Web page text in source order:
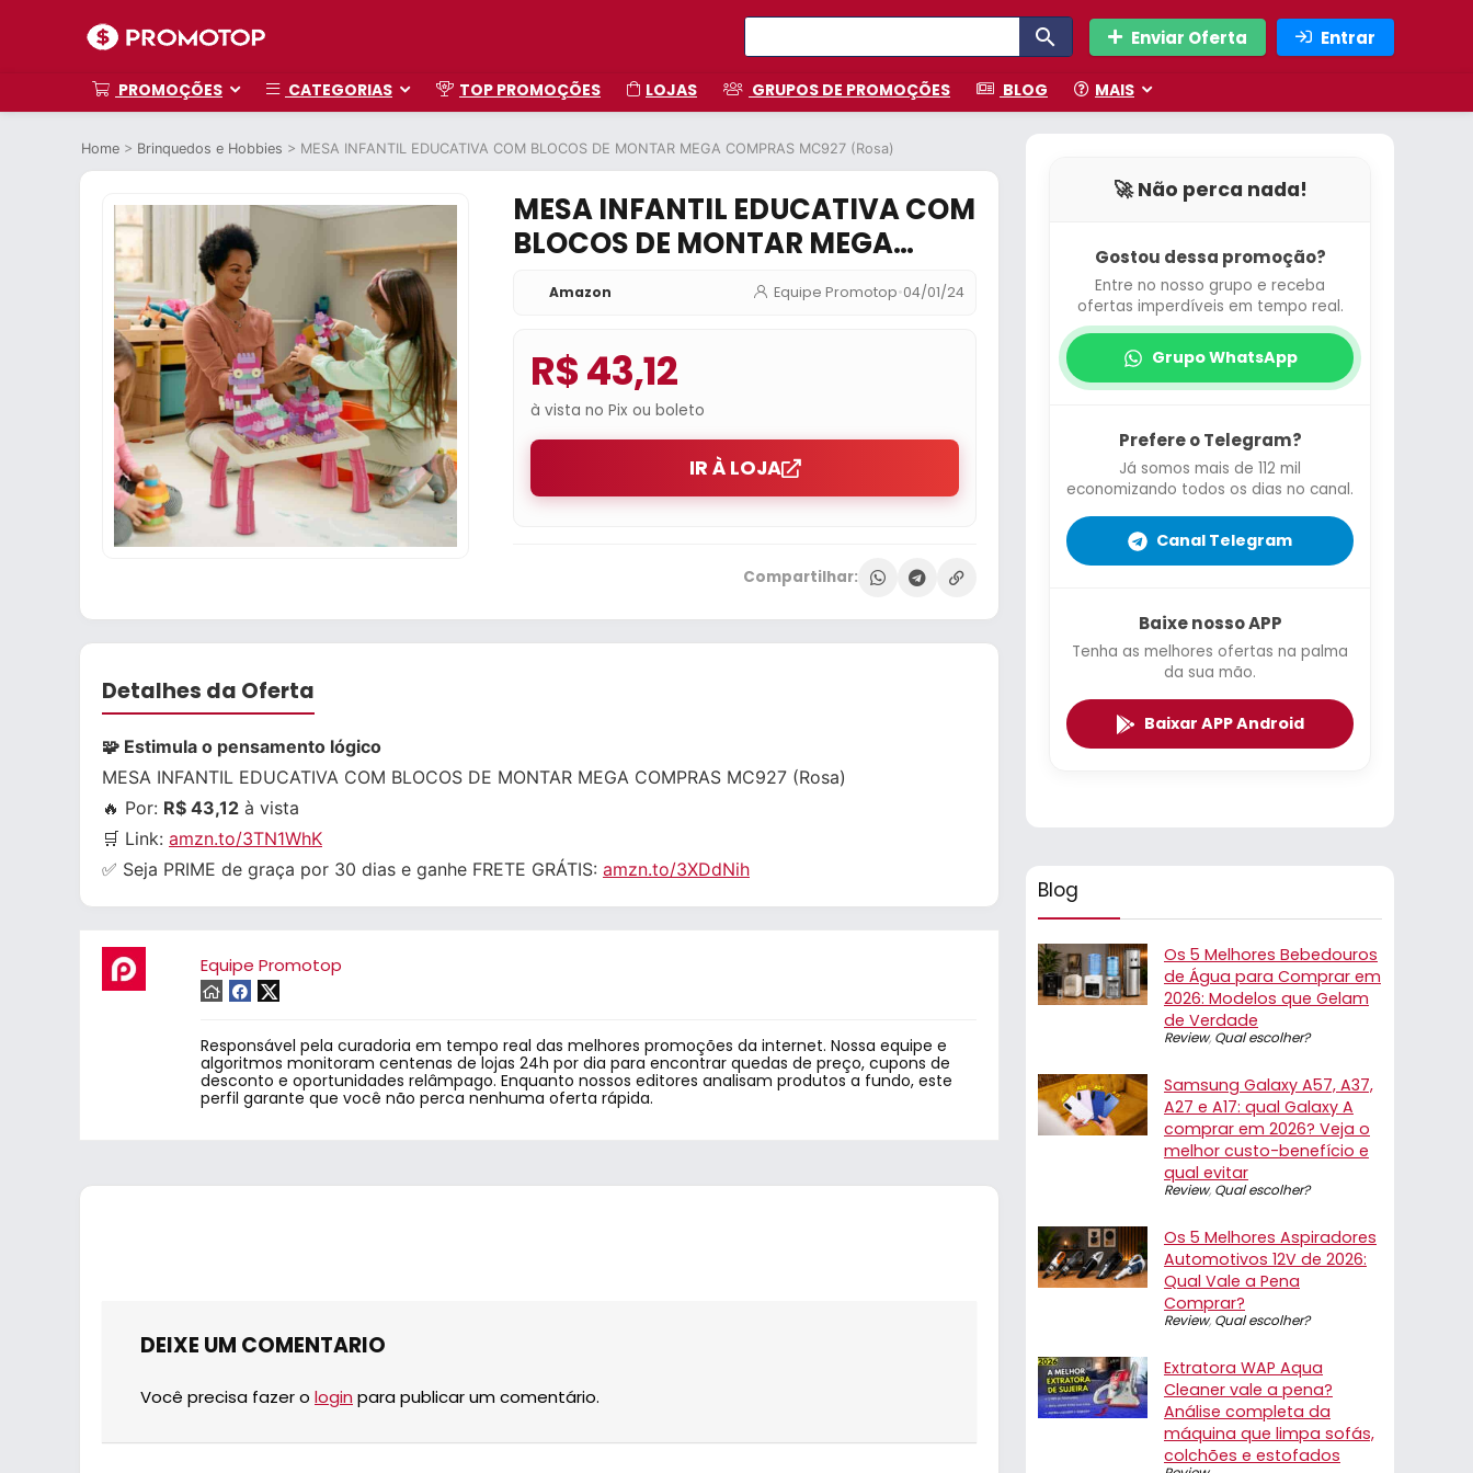
Enviar Oferta Entrar
PROMOÇÕES CATEGORIAS TOP PROMOÇÕES LOJAS GRUPOS DE PROMOÇÕES BLOG MAIS
Home > Brinquedos e Hobbies > MESA INFANTIL EDUCATIVA COM BLOCOS DE MONTAR MEGA COMPRAS MC927 (Rosa)
MESA INFANTIL EDUCATIVA COM
BLOCOS DE MONTAR MEGA
COMPRAS MC927 (Rosa)
Amazon Equipe Promotop•04/01/24
R$ 43,12
à vista no Pix ou boleto
IR À LOJA
Compartilhar:
Detalhes da Oferta
🧩 Estimula o pensamento lógico
MESA INFANTIL EDUCATIVA COM BLOCOS DE MONTAR MEGA COMPRAS MC927 (Rosa)
🔥 Por: R$ 43,12 à vista
🛒 Link: amzn.to/3TN1WhK
✅ Seja PRIME de graça por 30 dias e ganhe FRETE GRÁTIS: amzn.to/3XDdNih
Equipe Promotop
Responsável pela curadoria em tempo real das melhores promoções da internet. Nossa equipe e
algoritmos monitoram centenas de lojas 24h por dia para encontrar quedas de preço, cupons de
desconto e oportunidades relâmpago. Enquanto nossos editores analisam produtos a fundo, este
perfil garante que você não perca nenhuma oferta rápida.
DEIXE UM COMENTARIO
Você precisa fazer o login para publicar um comentário.
🚀 Não perca nada!
Gostou dessa promoção?
Entre no nosso grupo e receba
ofertas imperdíveis em tempo real.
Grupo WhatsApp
Prefere o Telegram?
Já somos mais de 112 mil
economizando todos os dias no canal.
Canal Telegram
Baixe nosso APP
Tenha as melhores ofertas na palma
da sua mão.
Baixar APP Android
Blog
Os 5 Melhores Bebedouros
de Água para Comprar em
2026: Modelos que Gelam
de Verdade
Review, Qual escolher?
Samsung Galaxy A57, A37,
A27 e A17: qual Galaxy A
comprar em 2026? Veja o
melhor custo-benefício e
qual evitar
Review, Qual escolher?
Os 5 Melhores Aspiradores
Automotivos 12V de 2026:
Qual Vale a Pena
Comprar?
Review, Qual escolher?
Extratora WAP Aqua
Cleaner vale a pena?
Análise completa da
máquina que limpa sofás,
colchões e estofados